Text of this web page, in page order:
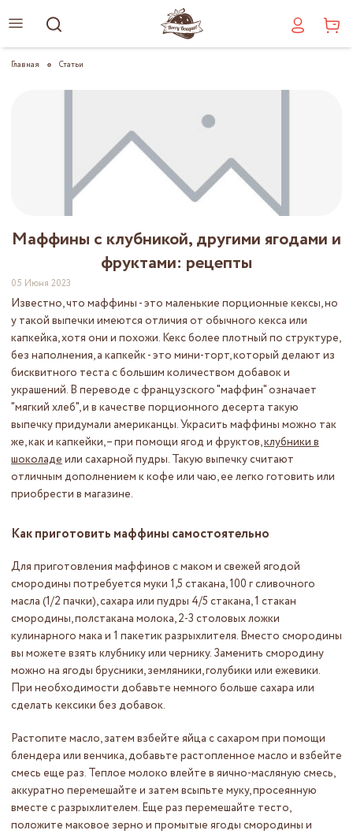
Главная Статьи
Маффины с клубникой, другими ягодами и
фруктами: рецепты
05 Июня 2023
Известно, что маффины - это маленькие порционные кексы, но
у такой выпечки имеются отличия от обычного кекса или
капкейка, хотя они и похожи. Кекс более плотный по структуре,
без наполнения, а капкейк - это мини-торт, который делают из
бисквитного теста с большим количеством добавок и
украшений. В переводе с французского "маффин" означает
"мягкий хлеб", и в качестве порционного десерта такую
выпечку придумали американцы. Украсить маффины можно так
же, как и капкейки, – при помощи ягод и фруктов,клубники в
шоколадеили сахарной пудры. Такую выпечку считают
отличным дополнением к кофе или чаю, ее легко готовить или
приобрести в магазине.
Как приготовить маффины самостоятельно
Для приготовления маффинов с маком и свежей ягодой
смородины потребуется муки 1,5 стакана, 100 г сливочного
масла (1/2 пачки), сахара или пудры 4/5 стакана, 1 стакан
смородины, полстакана молока, 2-3 столовых ложки
кулинарного мака и 1 пакетик разрыхлителя. Вместо смородины
вы можете взять клубнику или чернику. Заменить смородину
можно на ягоды брусники, земляники, голубики или ежевики.
При необходимости добавьте немного больше сахара или
сделать кексики без добавок.
Растопите масло, затем взбейте яйца с сахаром при помощи
блендера или венчика, добавьте растопленное масло и взбейте
смесь еще раз. Теплое молоко влейте в яично-масляную смесь,
аккуратно перемешайте и затем всыпьте муку, просеянную
вместе с разрыхлителем. Еще раз перемешайте тесто,
положите маковое зерно и промытые ягоды смородины и